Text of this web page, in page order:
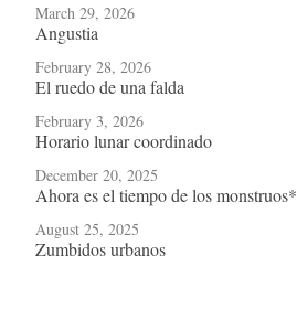
March 29, 2026
Angustia
February 28, 2026
El ruedo de una falda
February 3, 2026
Horario lunar coordinado
December 20, 2025
Ahora es el tiempo de los monstruos*
August 25, 2025
Zumbidos urbanos